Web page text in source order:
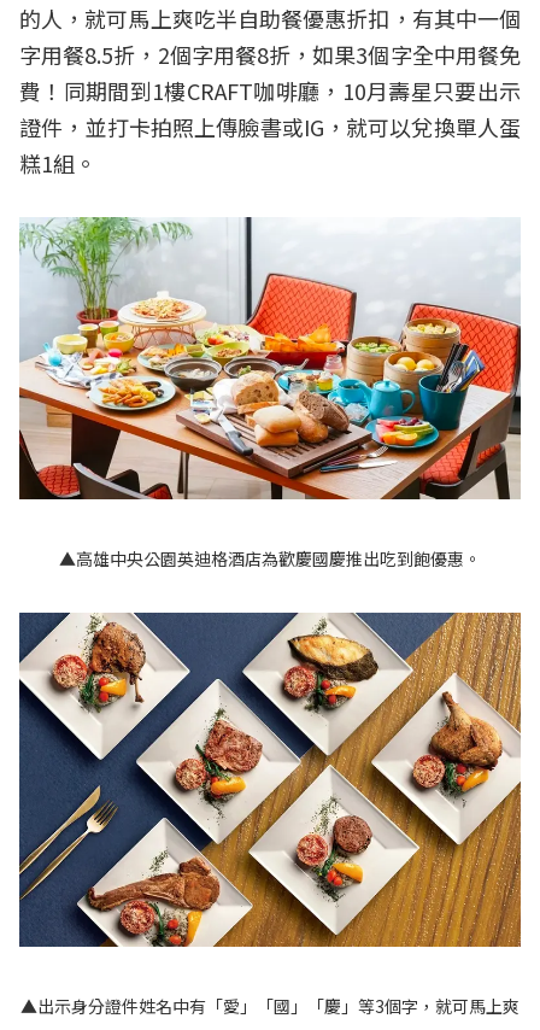
的人，就可馬上爽吃半自助餐優惠折扣，有其中一個
字用餐8.5折，2個字用餐8折，如果3個字全中用餐免
費！同期間到1樓CRAFT咖啡廳，10月壽星只要出示
證件，並打卡拍照上傳臉書或IG，就可以兌換單人蛋
糕1組。
▲高雄中央公園英迪格酒店為歡慶國慶推出吃到飽優惠。
▲出示身分證件姓名中有「愛」「國」「慶」等3個字，就可馬上爽